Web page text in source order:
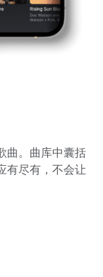
曲。曲库中囊括
有尽有，不会让